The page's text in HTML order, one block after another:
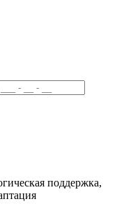
поддержка,